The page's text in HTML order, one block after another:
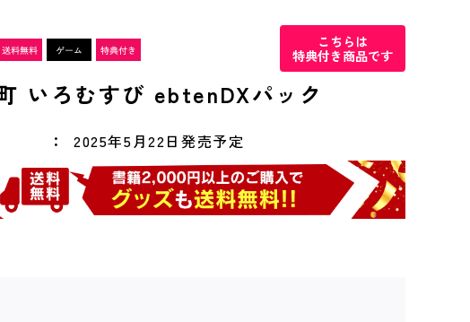
こちらは
特典付き商品です
いろむすび ebtenDXパック
2025年5月22日発売予定